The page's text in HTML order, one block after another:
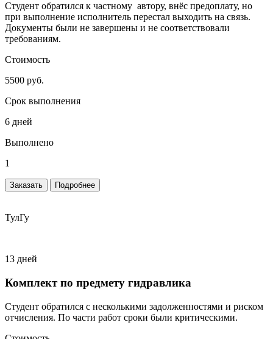
Студент обратился к частному автору, внёс предоплату, но
при выполнение исполнитель перестал выходить на связь.
Документы были не завершены и не соответствовали
требованиям.
Стоимость
5500 руб.
Срок выполнения
6 дней
Выполнено
1
Заказать Подробнее
ТулГу
13 дней
Комплект по предмету гидравлика
Студент обратился с несколькими задолженностями и риском
отчисления. По части работ сроки были критическими.